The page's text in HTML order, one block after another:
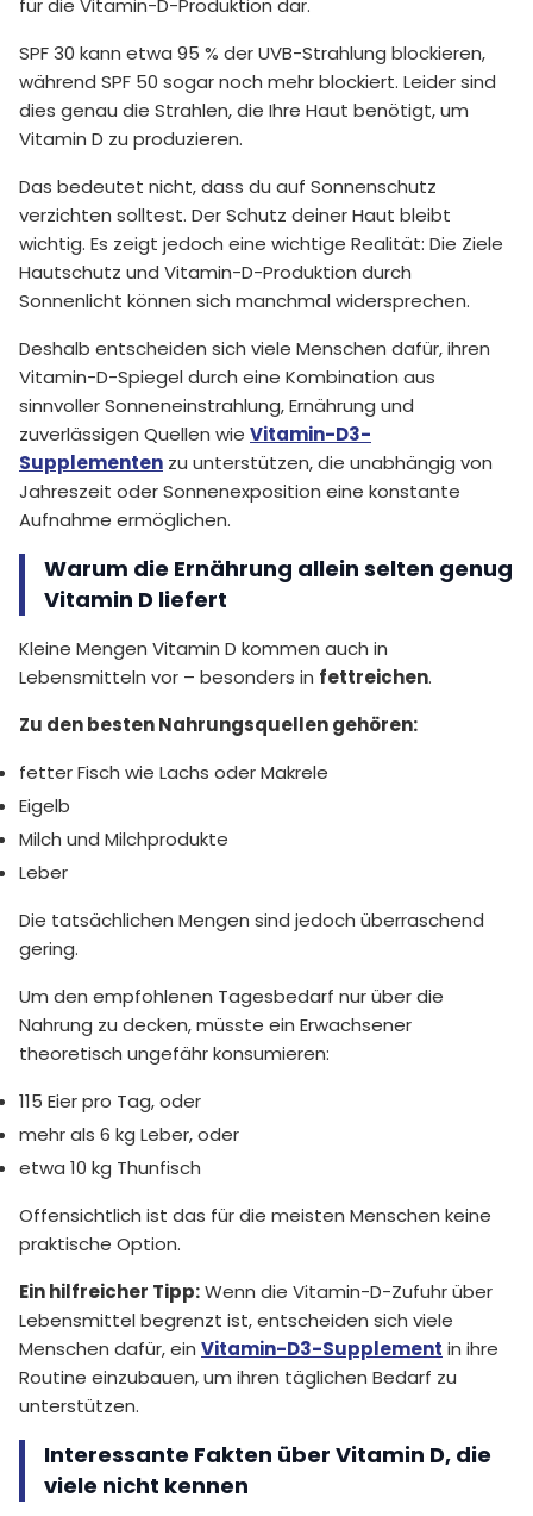
SPF 30 kann etwa 95 % der UVB-Strahlung blockieren,
während SPF 50 sogar noch mehr blockiert. Leider sind
dies genau die Strahlen, die Ihre Haut benötigt, um
Vitamin D zu produzieren.
Das bedeutet nicht, dass du auf Sonnenschutz
verzichten solltest. Der Schutz deiner Haut bleibt
wichtig. Es zeigt jedoch eine wichtige Realität: Die Ziele
Hautschutz und Vitamin-D-Produktion durch
Sonnenlicht können sich manchmal widersprechen.
Deshalb entscheiden sich viele Menschen dafür, ihren
Vitamin-D-Spiegel durch eine Kombination aus
sinnvoller Sonneneinstrahlung, Ernährung und
zuverlässigen Quellen wie Vitamin-D3-
Supplementen zu unterstützen, die unabhängig von
Jahreszeit oder Sonnenexposition eine konstante
Aufnahme ermöglichen.
Warum die Ernährung allein selten genug
Vitamin D liefert
Kleine Mengen Vitamin D kommen auch in
Lebensmitteln vor – besonders in fettreichen.
Zu den besten Nahrungsquellen gehören:
fetter Fisch wie Lachs oder Makrele
Eigelb
Milch und Milchprodukte
Leber
Die tatsächlichen Mengen sind jedoch überraschend
gering.
Um den empfohlenen Tagesbedarf nur über die
Nahrung zu decken, müsste ein Erwachsener
theoretisch ungefähr konsumieren:
115 Eier pro Tag, oder
mehr als 6 kg Leber, oder
etwa 10 kg Thunfisch
Offensichtlich ist das für die meisten Menschen keine
praktische Option.
Ein hilfreicher Tipp:Wenn die Vitamin-D-Zufuhr über
Lebensmittel begrenzt ist, entscheiden sich viele
Menschen dafür, ein Vitamin-D3-Supplement in ihre
Routine einzubauen, um ihren täglichen Bedarf zu
unterstützen.
Interessante Fakten über Vitamin D, die
viele nicht kennen